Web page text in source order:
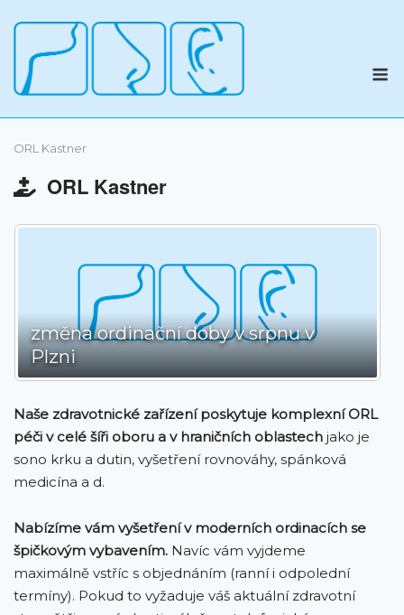
content
ORL Kastner
ORL Kastner
změna ordinační doby v srpnu v
Plzni
Naše zdravotnické zařízení poskytuje komplexní ORL
péči v celé šíři oboru a v hraničních oblastech jako je
sono krku a dutin, vyšetření rovnováhy, spánková
medicína a d.
Nabízíme vám vyšetření v moderních ordinacích se
špičkovým vybavením. Navíc vám vyjdeme
maximálně vstříc s objednáním (ranní i odpolední
termíny). Pokud to vyžaduje váš aktuální zdravotní